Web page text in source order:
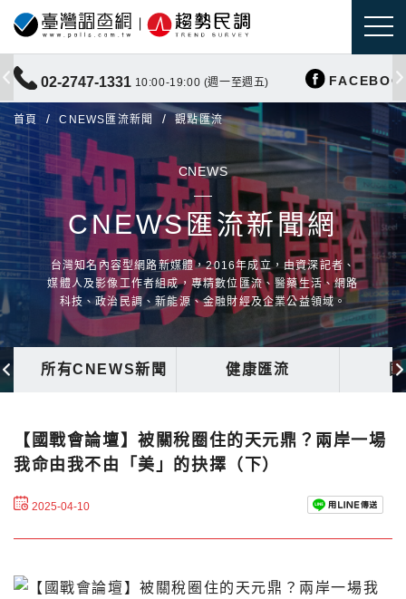
02-2747-1331 10:00-19:00 (週一至週五)
首頁 CNEWS匯流新聞 觀點匯流
CNEWS
CNEWS匯流新聞網
台灣知名內容型網路新媒體，2016年成立，由資深記者、
媒體人及影像工作者組成，專精數位匯流、醫藥生活、網路
科技、政治民調、新能源、金融財經及企業公益領域。
所有CNEWS新聞 健康匯流
【國戰會論壇】被關稅圈住的天元鼎？兩岸一場
我命由我不由「美」的抉擇（下）
2025-04-10